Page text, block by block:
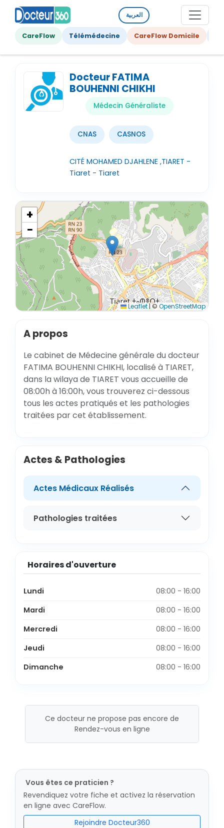
العربية
CareFlow Télémédecine CareFlow Domicile
Docteur FATIMA
BOUHENNI CHIKHI
Médecin Généraliste
CNAS CASNOS
CITÉ MOHAMED DJAHLENE ,TIARET -
Tiaret - Tiaret
+
−
Leaflet|©OpenStreetMap
A propos
Le cabinet de Médecine générale du docteur
FATIMA BOUHENNI CHIKHI, localisé à TIARET,
dans la wilaya de TIARET vous accueille de
08:00h à 16:00h, vous trouverez ci-dessous
tous les actes pratiqués et les pathologies
traitées par cet établissement.
Actes & Pathologies
Actes Médicaux Réalisés
Pathologies traitées
Horaires d'ouverture
Lundi
08:00 - 16:00
Mardi
08:00 - 16:00
Mercredi
08:00 - 16:00
Jeudi
08:00 - 16:00
Dimanche
08:00 - 16:00
Ce docteur ne propose pas encore de
Rendez-vous en ligne
Vous êtes ce praticien ?
Revendiquez votre fiche et activez la réservation
en ligne avec CareFlow.
Rejoindre Docteur360